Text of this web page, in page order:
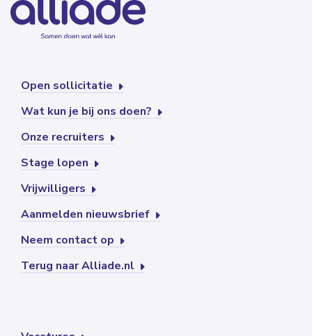
Open sollicitatie
Wat kun je bij ons doen?
Onze recruiters
Stage lopen
Vrijwilligers
Aanmelden nieuwsbrief
Neem contact op
Terug naar Alliade.nl